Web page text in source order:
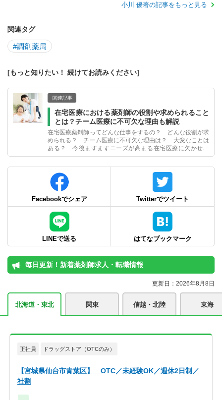
小川 優著の記事をもっと見る
関連タグ
#調剤薬局
[もっと知りたい！ 続けてお読みください]
関連記事
在宅医療における薬剤師の役割や求められること
とは？チーム医療に不可欠な理由も解説
在宅医療薬剤師ってどんな仕事をするの？ どんな役割が求
められる？ チーム医療に不可欠な理由は？ 大変なことは
ある？ 今後ますますニーズが高まる在宅医療に欠かせな
い、在宅医療薬剤師の仕事内容について詳しく解説します。
Facebookでシェア Twitterでツイート
LINEで送る はてなブックマーク
毎日更新！新着薬剤師求人・転職情報
更新日：2026年8月8日
北海道・東北 関東 信越・北陸 東海
正社員 ドラッグストア（OTCのみ）
【宮城県仙台市青葉区】 OTC／未経験OK／週休2日制／
社割